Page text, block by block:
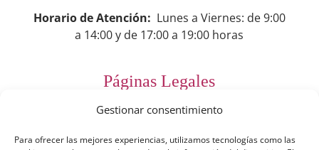
Gestionar consentimiento
Para ofrecer las mejores experiencias, utilizamos tecnologías como las
Horario de Atención: Lunes a Viernes: de 9:00
a 14:00 y de 17:00 a 19:00 horas
Páginas Legales
Preguntas Frecuentes